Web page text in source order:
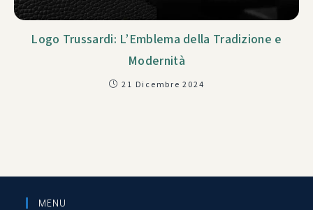
Logo Trussardi: L’Emblema della Tradizione e
Modernità
21 Dicembre 2024
MENU